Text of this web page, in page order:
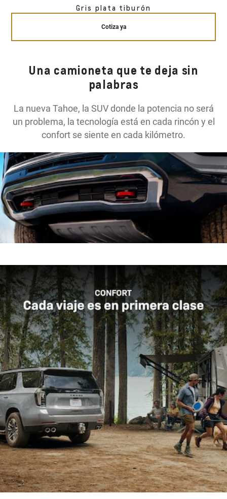
Gris plata tiburón
Cotiza ya
Una camioneta que te deja sin
palabras
La nueva Tahoe, la SUV donde la potencia no será
un problema, la tecnología está en cada rincón y el
confort se siente en cada kilómetro.